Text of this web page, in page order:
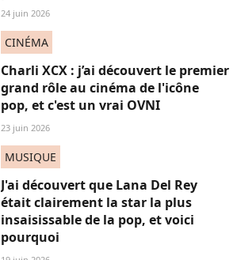
24 juin 2026
CINÉMA
Charli XCX : j’ai découvert le premier
grand rôle au cinéma de l'icône
pop, et c'est un vrai OVNI
23 juin 2026
MUSIQUE
J'ai découvert que Lana Del Rey
était clairement la star la plus
insaisissable de la pop, et voici
pourquoi